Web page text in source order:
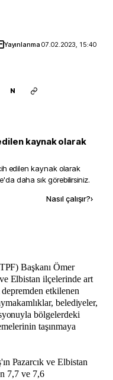
Yayınlanma07.02.2023, 15:40
N
kaynak olarak
edilen kaynak olarak
daha sık görebilirsiniz.
Nasıl çalışır?›
Başkanı Ömer
Elbistan ilçelerinde art
etkilenen
belediyeler,
bölgelerdeki
taşınmaya
Pazarcık ve Elbistan
7,7 ve 7,6